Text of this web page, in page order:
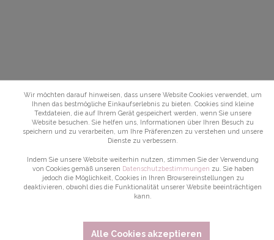
Wir möchten darauf hinweisen, dass unsere Website Cookies verwendet, um
Ihnen das bestmögliche Einkaufserlebnis zu bieten. Cookies sind kleine
Textdateien, die auf Ihrem Gerät gespeichert werden, wenn Sie unsere
Website besuchen. Sie helfen uns, Informationen über Ihren Besuch zu
speichern und zu verarbeiten, um Ihre Präferenzen zu verstehen und unsere
Dienste zu verbessern.
Indem Sie unsere Website weiterhin nutzen, stimmen Sie der Verwendung
von Cookies gemäß unseren Datenschutzbestimmungen zu. Sie haben
jedoch die Möglichkeit, Cookies in Ihren Browsereinstellungen zu
deaktivieren, obwohl dies die Funktionalität unserer Website beeinträchtigen
kann.
Alle Cookies akzeptieren